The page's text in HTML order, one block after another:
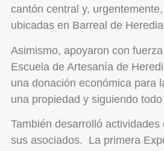
cantón central y,
ubicadas en Barreal de
Asimismo, apoyaron con
Escuela de Artesanía de
una donación económica para
una propiedad y siguiendo
También desarrolló
sus asociados. La primera